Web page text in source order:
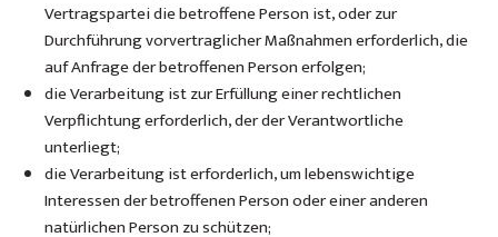
Vertragspartei die betroffene Person ist, oder zur
Durchführung vorvertraglicher Maßnahmen erforderlich, die
auf Anfrage der betroffenen Person erfolgen;
die Verarbeitung ist zur Erfüllung einer rechtlichen
Verpflichtung erforderlich, der der Verantwortliche
unterliegt;
die Verarbeitung ist erforderlich, um lebenswichtige
Interessen der betroffenen Person oder einer anderen
natürlichen Person zu schützen;